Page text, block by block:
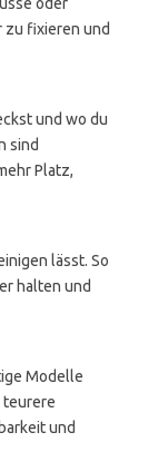
zu fixieren und
und wo du
sind
Platz,
lässt. So
halten und
Modelle
teurere
und